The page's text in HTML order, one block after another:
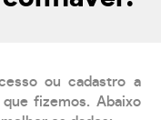
ou cadastro a
fizemos. Abaixo